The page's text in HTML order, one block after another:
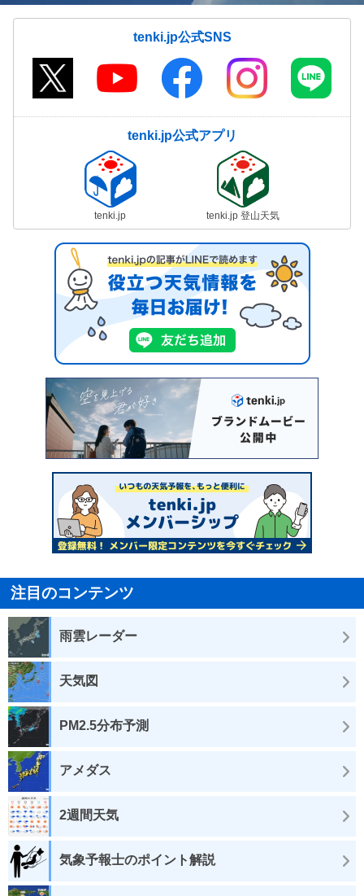
tenki.jp公式SNS
tenki.jp公式アプリ
tenki.jp tenki.jp 登山天気
注目のコンテンツ
雨雲レーダー
天気図
PM2.5分布予測
アメダス
2週間天気
気象予報士のポイント解説